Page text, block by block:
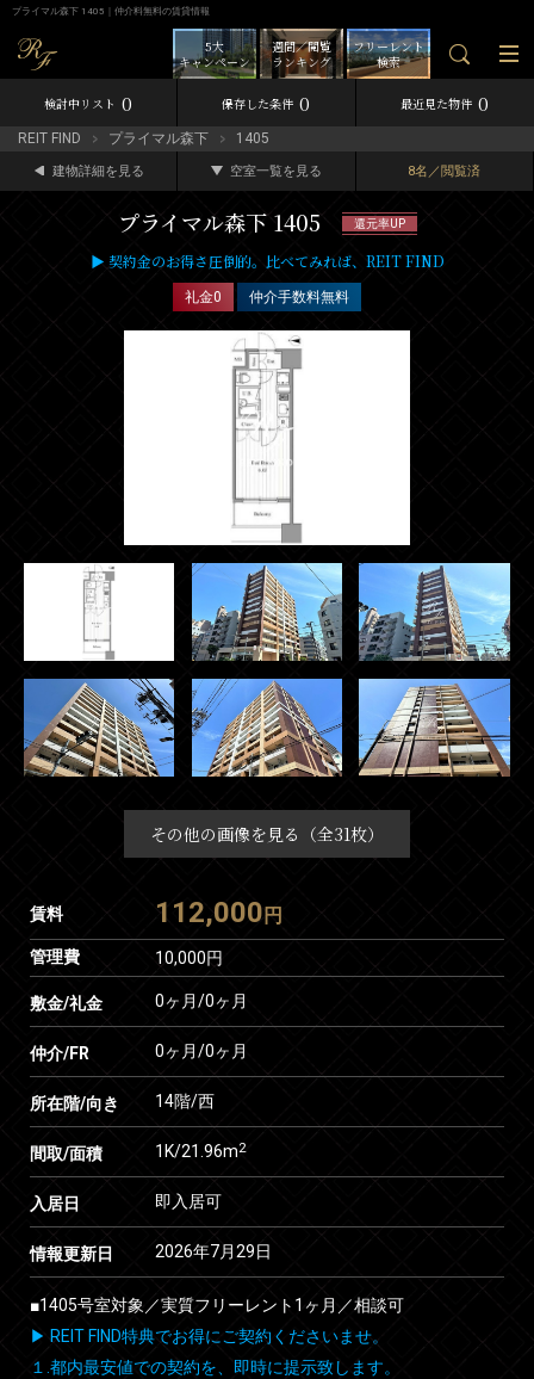
プライマル森下 1405｜仲介料無料の賃貸情報
フリーレント
検索
週間／閲覧
ランキング
5大
キャンペーン
検討中リスト 0 保存した条件 0 最近見た物件 0
REIT FIND プライマル森下 1405
建物詳細を見る 空室一覧を見る 8名／閲覧済
プライマル森下 1405 還元率UP
▶ 契約金のお得さ圧倒的。比べてみれば、REIT FIND
礼金0 仲介手数料無料
その他の画像を見る（全31枚）
賃料 112,000 円
管理費 10,000円
敷金/礼金 0ヶ月/0ヶ月
仲介/FR 0ヶ月/0ヶ月
所在階/向き 14階/西
間取/面積 1K/21.96m2
入居日 即入居可
情報更新日 2026年7月29日
■1405号室対象／実質フリーレント1ヶ月／相談可
▶ REIT FIND特典でお得にご契約くださいませ。
１.都内最安値での契約を、即時に提示致します。